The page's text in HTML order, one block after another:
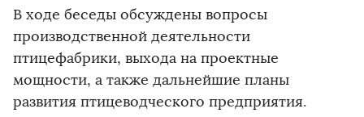
В ходе беседы обсуждены вопросы
производственной деятельности
птицефабрики, выхода на проектные
мощности, а также дальнейшие планы
развития птицеводческого предприятия.